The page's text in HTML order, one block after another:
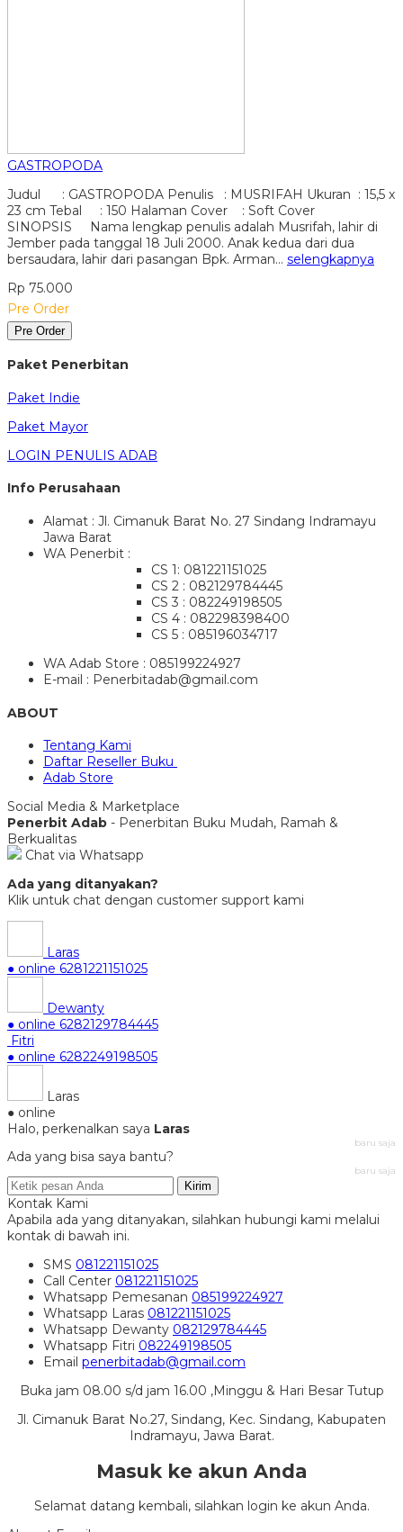
GASTROPODA
Judul : GASTROPODA Penulis : MUSRIFAH Ukuran : 15,5 x
23 cm Tebal : 150 Halaman Cover : Soft Cover
SINOPSIS Nama lengkap penulis adalah Musrifah, lahir di
Jember pada tanggal 18 Juli 2000. Anak kedua dari dua
bersaudara, lahir dari pasangan Bpk. Arman… selengkapnya
Rp 75.000
Pre Order
Pre Order
Paket Penerbitan
Paket Indie
Paket Mayor
LOGIN PENULIS ADAB
Info Perusahaan
Alamat : Jl. Cimanuk Barat No. 27 Sindang Indramayu
Jawa Barat
WA Penerbit :
CS 1: 081221151025
CS 2 : 082129784445
CS 3 : 082249198505
CS 4 : 082298398400
CS 5 : 085196034717
WA Adab Store : 085199224927
E-mail : Penerbitadab@gmail.com
ABOUT
Tentang Kami
Daftar Reseller Buku
Adab Store
Social Media & Marketplace
Penerbit Adab - Penerbitan Buku Mudah, Ramah &
Berkualitas
Chat via Whatsapp
Ada yang ditanyakan?
Klik untuk chat dengan customer support kami
Laras
● online 6281221151025
Dewanty
● online 6282129784445
Fitri
● online 6282249198505
Laras
● online
Halo, perkenalkan saya Laras
baru saja
Ada yang bisa saya bantu?
baru saja
Kirim
Kontak Kami
Apabila ada yang ditanyakan, silahkan hubungi kami melalui
kontak di bawah ini.
SMS 081221151025
Call Center 081221151025
Whatsapp Pemesanan 085199224927
Whatsapp Laras 081221151025
Whatsapp Dewanty 082129784445
Whatsapp Fitri 082249198505
Email penerbitadab@gmail.com
Buka jam 08.00 s/d jam 16.00 ,Minggu & Hari Besar Tutup
Jl. Cimanuk Barat No.27, Sindang, Kec. Sindang, Kabupaten
Indramayu, Jawa Barat.
Masuk ke akun Anda
Selamat datang kembali, silahkan login ke akun Anda.